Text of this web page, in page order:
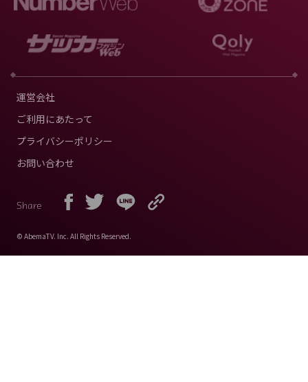
運営会社
ご利用にあたって
プライバシーポリシー
お問い合わせ
Share
© AbemaTV. Inc. All Rights Reserved.